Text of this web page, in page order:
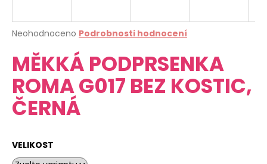
Průměrné
produktu
je
0,0
5
hvězdiček.
Neohodnoceno Podrobnosti hodnocení
MĚKKÁ PODPRSENKA
ROMA G017 BEZ KOSTIC,
ČERNÁ
VELIKOST
j
t
?